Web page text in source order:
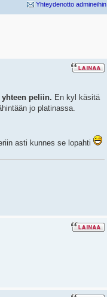
Yhteydenotto admineihin
peliin. En kyl käsitä
jo platinassa.
asti kunnes se lopahti